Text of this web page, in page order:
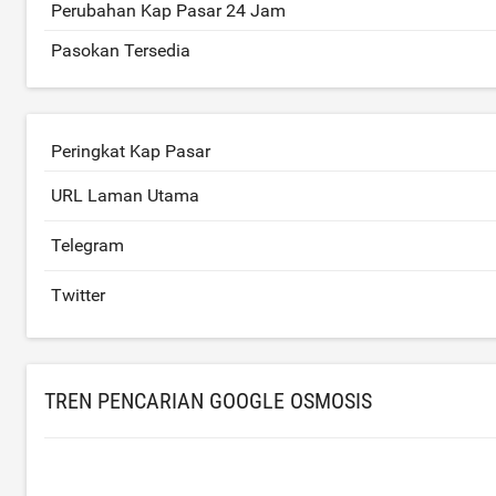
Perubahan Kap Pasar 24 Jam
Pasokan Tersedia
Peringkat Kap Pasar
URL Laman Utama
Telegram
Twitter
TREN PENCARIAN GOOGLE OSMOSIS